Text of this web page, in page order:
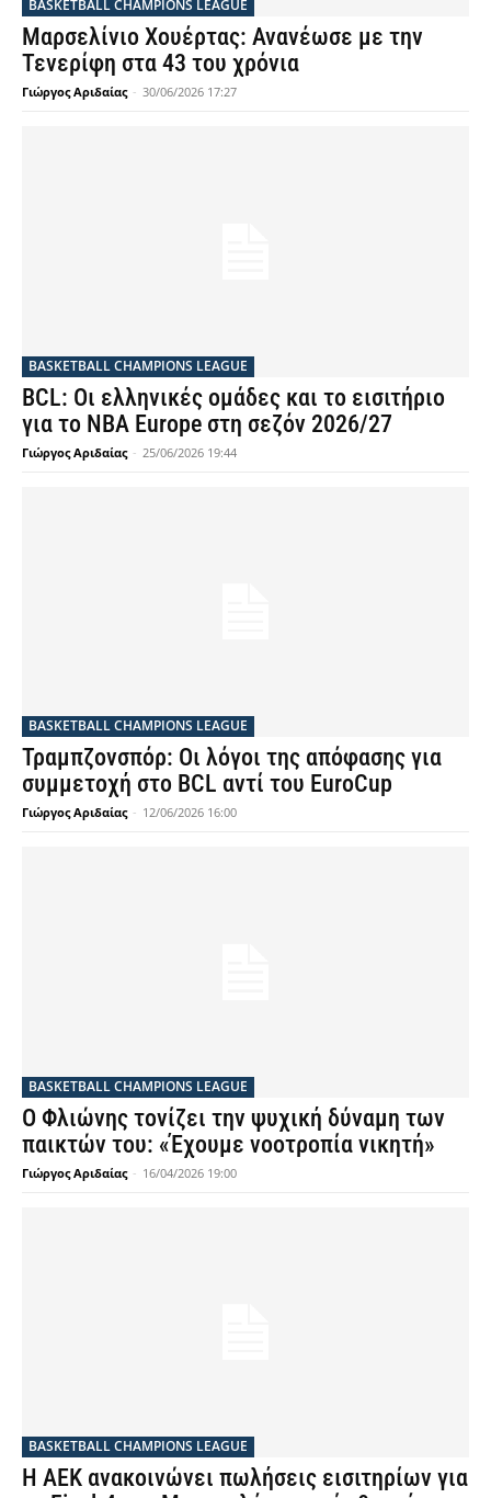
BASKETBALL CHAMPIONS LEAGUE
Μαρσελίνιο Χουέρτας: Ανανέωσε με την
Τενερίφη στα 43 του χρόνια
Γιώργος Αριδαίας - 30/06/2026 17:27
BASKETBALL CHAMPIONS LEAGUE
BCL: Οι ελληνικές ομάδες και το εισιτήριο
για το NBA Europe στη σεζόν 2026/27
Γιώργος Αριδαίας - 25/06/2026 19:44
BASKETBALL CHAMPIONS LEAGUE
Τραμπζονσπόρ: Οι λόγοι της απόφασης για
συμμετοχή στο BCL αντί του EuroCup
Γιώργος Αριδαίας - 12/06/2026 16:00
BASKETBALL CHAMPIONS LEAGUE
Ο Φλιώνης τονίζει την ψυχική δύναμη των
παικτών του: «Έχουμε νοοτροπία νικητή»
Γιώργος Αριδαίας - 16/04/2026 19:00
BASKETBALL CHAMPIONS LEAGUE
Η ΑΕΚ ανακοινώνει πωλήσεις εισιτηρίων για